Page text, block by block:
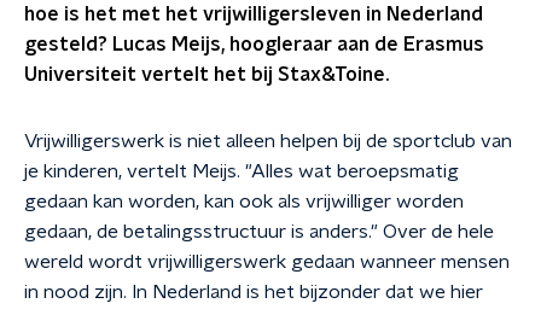
hoe is het met het vrijwilligersleven in Nederland
gesteld? Lucas Meijs, hoogleraar aan de Erasmus
Universiteit vertelt het bij Stax&Toine.
Vrijwilligerswerk is niet alleen helpen bij de sportclub van
je kinderen, vertelt Meijs. "Alles wat beroepsmatig
gedaan kan worden, kan ook als vrijwilliger worden
gedaan, de betalingsstructuur is anders." Over de hele
wereld wordt vrijwilligerswerk gedaan wanneer mensen
in nood zijn. In Nederland is het bijzonder dat we hier